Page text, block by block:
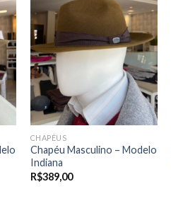
CHAPÉUS
Chapéu Masculino – Modelo
Indiana
R$389,00